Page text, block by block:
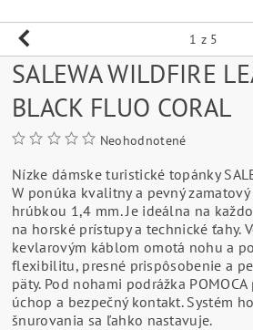
1 z 5
SALEWA WILDFIRE
BLACK FLUO CORAL
Neohodnotené
Nízke dámske turistické topánky
W ponúka kvalitny a pevný
hrúbkou 1,4 mm. Je ideálna na
na horské prístupy a technické ťahy.
kevlarovým káblom omotá nohu a
flexibilitu, presné prispôsobenie a
päty. Pod nohami podrážka
úchop a bezpečný kontakt. Systém
šnurovania sa ľahko nastavuje.